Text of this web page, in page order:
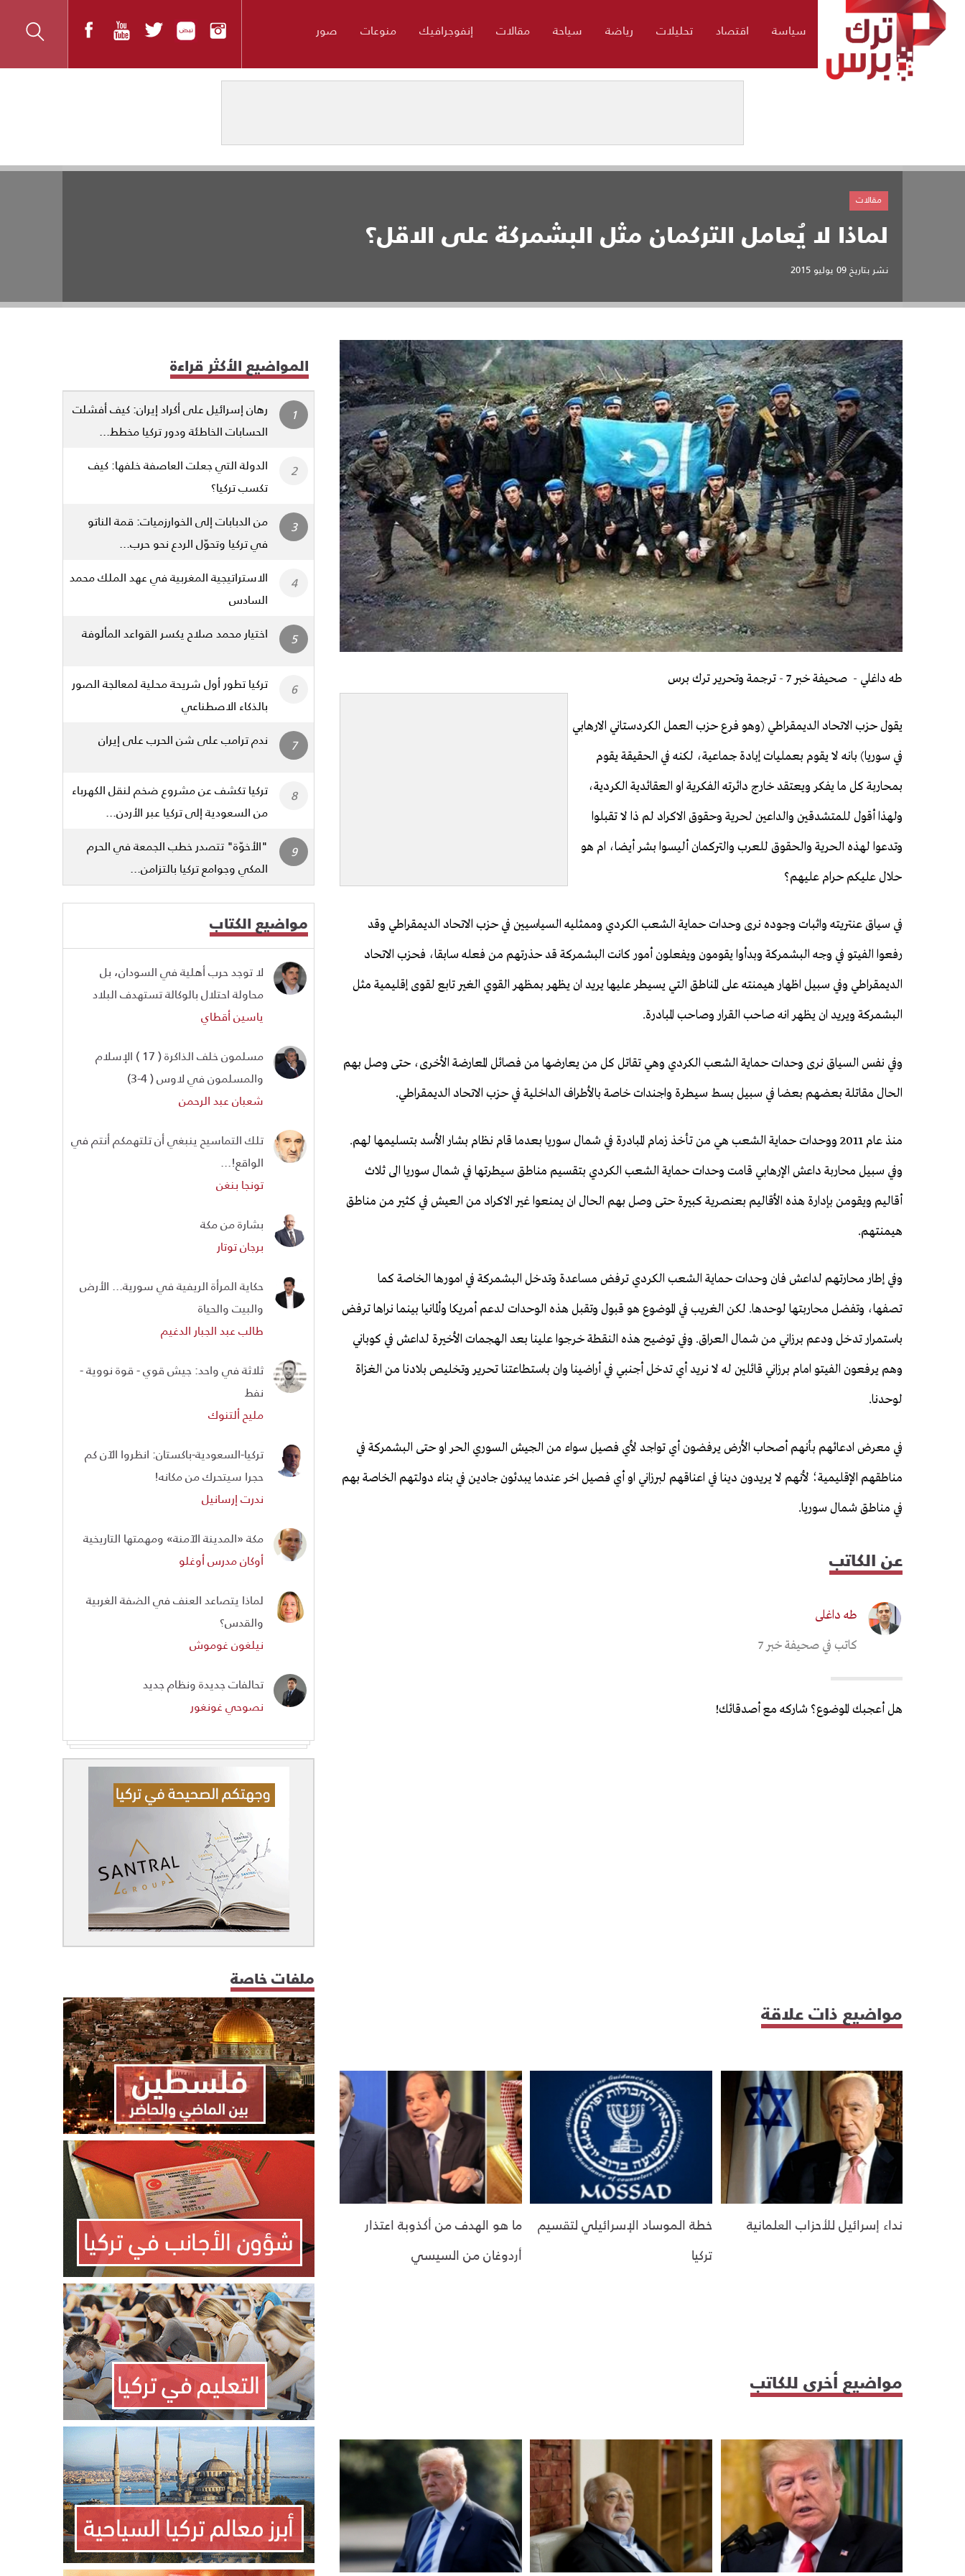
سياسة اقتصاد تحليلات رياضة سياحة مقالات إنفوجرافيك منوعات صور
لماذا لا يُعامل التركمان مثل البشمركة على الاقل؟
نشر بتاريخ09 يوليو 2015
مقالات
طه داغلي - صحيفة خبر 7 - ترجمة وتحرير ترك برس
يقول حزب الاتحاد الديمقراطي (وهو فرع حزب العمل الكردستاني الارهابي
في سوريا) بانه لا يقوم بعمليات إبادة جماعية، لكنه في الحقيقة يقوم
بمحاربة كل ما يفكر ويعتقد خارج دائرته الفكرية او العقائدية الكردية،
ولهذا أقول للمتشدقين والداعين لحرية وحقوق الاكراد لم ذا لا تقبلوا
وتدعوا لهذه الحرية والحقوق للعرب والتركمان أليسوا بشر أيضا، ام هو
حلال عليكم حرام عليهم؟
في سياق عنتريته واثبات وجوده نرى وحدات حماية الشعب الكردي وممثليه السياسيين في حزب الاتحاد الديمقراطي وقد
رفعوا الفيتو في وجه البشمركة وبدأوا يقومون ويفعلون أمور كانت البشمركة قد حذرتهم من فعله سابقا، فحزب الاتحاد
الديمقراطي وفي سبيل اظهار هيمنته على المناطق التي يسيطر عليها يريد ان يظهر بمظهر القوي الغير تابع لقوى إقليمية مثل
البشمركة ويريد ان يظهر انه صاحب القرار وصاحب المبادرة.
وفي نفس السياق نرى وحدات حماية الشعب الكردي وهي تقاتل كل من يعارضها من فصائل المعارضة الأخرى، حتى وصل بهم
الحال مقاتلة بعضهم بعضا في سبيل بسط سيطرة واجندات خاصة بالأطراف الداخلية في حزب الاتحاد الديمقراطي.
منذ عام 2011 ووحدات حماية الشعب هي من تأخذ زمام المبادرة في شمال سوريا بعدما قام نظام بشار الأسد بتسليمها لهم.
وفي سبيل محاربة داعش الإرهابي قامت وحدات حماية الشعب الكردي بتقسيم مناطق سيطرتها في شمال سوريا الى ثلاث
أقاليم ويقومن بإدارة هذه الأقاليم بعنصرية كبيرة حتى وصل بهم الحال ان يمنعوا غير الاكراد من العيش في كثير من مناطق
هيمنتهم.
وفي إطار محارتهم لداعش فان وحدات حماية الشعب الكردي ترفض مساعدة وتدخل البشمركة في امورها الخاصة كما
تصفها، وتفضل محاربتها لوحدها. لكن الغريب في الموضوع هو قبول وتقبل هذه الوحدات لدعم أمريكا وألمانيا بينما نراها ترفض
باستمرار تدخل ودعم برزاني من شمال العراق. وفي توضيح هذه النقطة خرجوا علينا بعد الهجمات الأخيرة لداعش في كوباني
وهم يرفعون الفيتو امام برزاني قائلين له لا نريد أي تدخل أجنبي في أراضينا وان باستطاعتنا تحرير وتخليص بلادنا من الغزاة
لوحدنا.
في معرض ادعائهم بأنهم أصحاب الأرض يرفضون أي تواجد لأي فصيل سواء من الجيش السوري الحر او حتى البشمركة في
مناطقهم الإقليمية؛ لأنهم لا يريدون دينا في اعناقهم لبرزاني او أي فصيل اخر عندما يبدئون جادين في بناء دولتهم الخاصة بهم
في مناطق شمال سوريا.
عن الكاتب
طه داغلى
كاتب في صحيفة خبر 7
هل أعجبك الموضوع؟ شاركه مع أصدقائك!
مواضيع ذات علاقة
نداء إسرائيل للأحزاب العلمانية
خطة الموساد الإسرائيلي لتقسيم
تركيا
ما هو الهدف من أكذوبة اعتذار
أردوغان من السيسي
مواضيع أخرى للكاتب
المواضيع الأكثر قراءة
رهان إسرائيل على أكراد إيران: كيف أفشلت
الحسابات الخاطئة ودور تركيا مخطط...
الدولة التي جعلت العاصفة خلفها: كيف
تكسب تركيا؟
من الدبابات إلى الخوارزميات: قمة الناتو
في تركيا وتحوّل الردع نحو حرب...
الاستراتيجية المغربية في عهد الملك محمد
السادس
اختيار محمد صلاح يكسر القواعد المألوفة
تركيا تطور أول شريحة محلية لمعالجة الصور
بالذكاء الاصطناعي
ندم ترامب على شن الحرب على إيران
تركيا تكشف عن مشروع ضخم لنقل الكهرباء
من السعودية إلى تركيا عبر الأردن...
"الأخوّة" تتصدر خطب الجمعة في الحرم
المكي وجوامع تركيا بالتزامن...
مواضيع الكتاب
لا توجد حرب أهلية في السودان، بل
محاولة احتلال بالوكالة تستهدف البلاد
ياسين أقطاي
مسلمون خلف الذاكرة ( 17 ) الإسلام
والمسلمون في لاوس ( 4-3)
شعبان عبد الرحمن
تلك التماسيح ينبغي أن تلتهمكم أنتم في
الواقع!...
تونجا بنغن
بشارة من مكة
برجان توتار
حكاية المرأة الريفية في سورية... الأرض
والبيت والحياة
طالب عبد الجبار الدغيم
ثلاثة في واحد: جيش قوي - قوة نووية -
نفط
مليح ألتنوك
تركيا-السعودية-باكستان: انظروا الآن كم
حجرا سيتحرك من مكانه!
ندرت إرسانيل
مكة «المدينة الآمنة» ومهمتها التاريخية
أوكان مدرس أوغلو
لماذا يتصاعد العنف في الضفة الغربية
والقدس؟
نيلغون غوموش
تحالفات جديدة ونظام جديد
نصوحي غونغور
ملفات خاصة